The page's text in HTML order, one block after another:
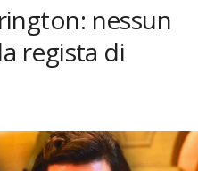
nessun
regista di